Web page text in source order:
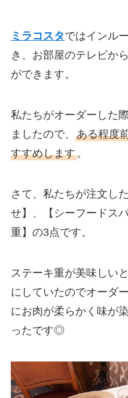
ミラコスタではインル
き、お部屋のテレビか
ができます。
私たちがオーダーした
ましたので、 ある程度
すすめします。
さて、私たちが注文し
せ】、【シーフードス
重】の3点です。
ステーキ重が美味しい
にしていたのでオーダ
にお肉が柔らかく味が
ったです◎